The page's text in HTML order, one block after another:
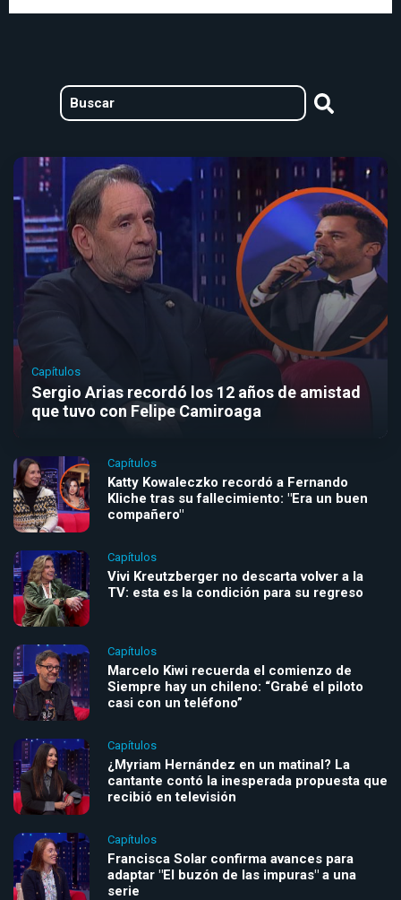
Capítulos
Sergio Arias recordó los 12 años de amistad
que tuvo con Felipe Camiroaga
Capítulos
Katty Kowaleczko recordó a Fernando
Kliche tras su fallecimiento: "Era un buen
compañero"
Capítulos
Vivi Kreutzberger no descarta volver a la
TV: esta es la condición para su regreso
Capítulos
Marcelo Kiwi recuerda el comienzo de
Siempre hay un chileno: “Grabé el piloto
casi con un teléfono”
Capítulos
¿Myriam Hernández en un matinal? La
cantante contó la inesperada propuesta que
recibió en televisión
Capítulos
Francisca Solar confirma avances para
adaptar "El buzón de las impuras" a una
serie